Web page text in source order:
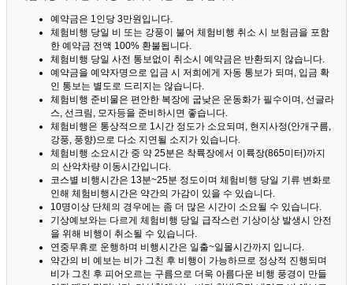
예약금은 1인당 3만원입니다.
체험비행 당일 비 또는 강풍이 불어 체험비행 취소 시 보험금을 포함
한 예약금 전액 100% 환불됩니다.
체험비행 당일 사전 통보없이 취소시 예약금은 반환되지 않습니다.
예약금을 예약자명으로 입금 시 저희에게 자동 통보가 되며, 입금 확
인 통보는 별도로 드리지는 않습니다.
체험비행 준비물은 편안한 복장에 굽낮은 운동화가 필수이며, 선글라
스, 선크림, 모자등을 준비하시면 좋습니다.
체험비행은 통상적으로 1시간 정도가 소요되며, 현지사정(안개구름,
강풍, 풍향)으로 다소 지연될 소지가 있습니다.
체험비행 소요시간 중 약 25분은 착륙장에서 이륙장(865미터)까지
의 산악차량 이동시간입니다.
코스별 비행시간은 13분~25분 정도이며 체험비행 당일 기류 변화로
인해 체험비행시간은 약간의 가감이 있을 수 있습니다.
10명이상 단체의 경우에는 좀 더 많은 시간이 소요될 수 있습니다.
기상예보와는 다르게 체험비행 당일 급작스런 기상이상 발생시 안전
을 위해 비행이 취소될 수 있습니다.
연중무휴로 운행하며 비행시간은 일출~일몰시간까지 입니다.
약간의 비 예보는 비가 그친 후 비행이 가능하므로 정상적 진행되며
비가 그친 후 피어오르는 구름으로 더욱 아름다운 비행 풍경이 만들